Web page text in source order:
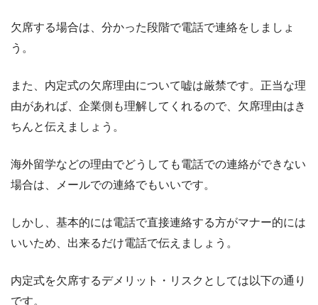
欠席する場合は、分かった段階で電話で連絡をしましょ
う。
また、内定式の欠席理由について嘘は厳禁です。正当な理
由があれば、企業側も理解してくれるので、欠席理由はき
ちんと伝えましょう。
海外留学などの理由でどうしても電話での連絡ができない
場合は、メールでの連絡でもいいです。
しかし、基本的には電話で直接連絡する方がマナー的には
いいため、出来るだけ電話で伝えましょう。
内定式を欠席するデメリット・リスクとしては以下の通り
です。